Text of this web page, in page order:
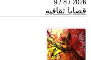
2026 / 8 / 9
قضايا ثقافية